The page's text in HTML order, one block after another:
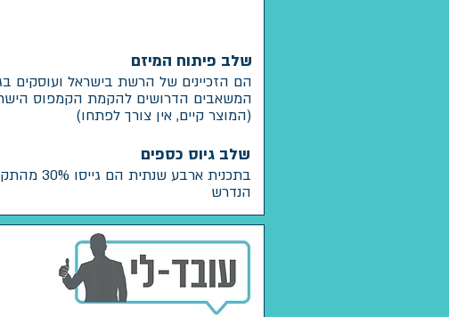
שלב פיתוח המיזם
הם הזכיינים של הרשת בישראל ועוסקים
המשאבים הדרושים להקמת הקמפוס
(המוצר קיים, אין צורך לפתחו)
שלב גיוס כספים
בתכנית ארבע שנתית הם
הנדרש